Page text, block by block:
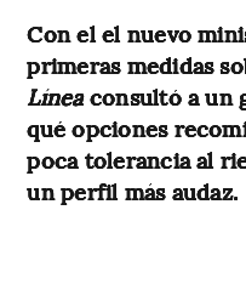
Con el el nuevo
primeras medidas
Líneaconsultó a un
qué opciones
poca tolerancia al
un perfil más audaz.